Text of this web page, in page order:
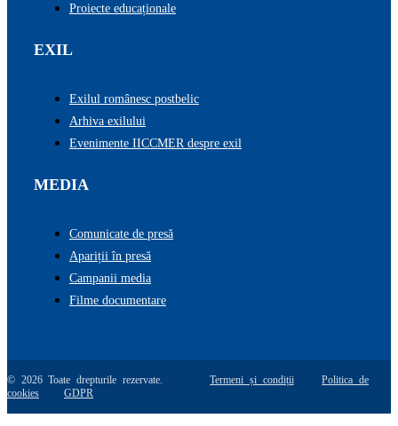
Proiecte educaționale
EXIL
Exilul românesc postbelic
Arhiva exilului
Evenimente IICCMER despre exil
MEDIA
Comunicate de presă
Apariții în presă
Campanii media
Filme documentare
© 2026 Toate drepturile rezervate.Termeni și condiții
Politica de
cookies
GDPR